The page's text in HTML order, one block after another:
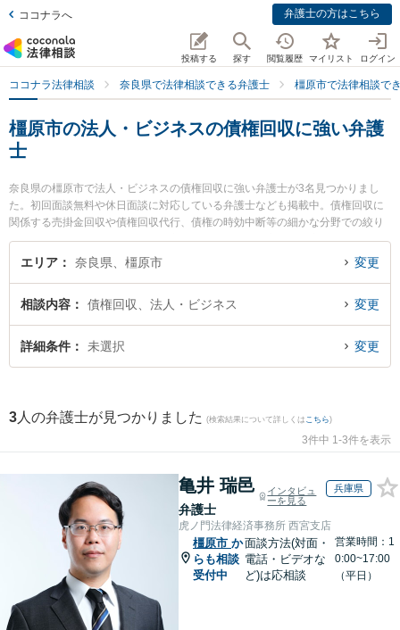
ココナラへ 弁護士の方はこちら
投稿する 探す 閲覧履歴 マイリスト ログイン
ココナラ法律相談 奈良県で法律相談できる弁護士 橿原市で法律相談で
橿原市の法人・ビジネスの債権回収に強い弁護
士
奈良県の橿原市で法人・ビジネスの債権回収に強い弁護士が3名見つかりまし
た。初回面談無料や休日面談に対応している弁護士なども掲載中。債権回収に
関係する売掛金回収や債権回収代行、債権の時効中断等の細かな分野での絞り
込み検索もでき便利です。特に奈良万葉法律事務所の高島 健太郎弁護士や橿原
法律事務所の辻内 誠人弁護士、奈良万葉法律事務所の大谷 理史弁護士のプロフ
たい』『法人・ビジネスの債権回収のトラブル解決の実績豊富な近くの弁護士
を検索したい』『初回相談無料で法人・ビジネスの債権回収を法律相談できる
橿原市内の弁護士に相談予約したい』などでお困りの相談者さんにおすすめで
エリア 奈良県、橿原市 変更
相談内容 債権回収、法人・ビジネス 変更
詳細条件 未選択 変更
3 人の弁護士が見つかりました (検索結果について詳しくは こちら)
3件中 1-3件を表示
亀井 瑞邑
弁護士
インタビュ
ーを見る
兵庫県
虎ノ門法律経済事務所 西宮支店
橿原市 か
らも相談
受付中
面談方法(対面・
電話・ビデオな
ど)は応相談
営業時間：1
0:00~17:00
（平日）